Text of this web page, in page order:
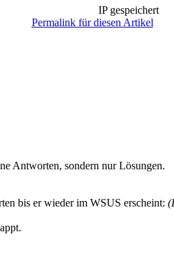
IP gespeichert
Permalink für diesen Artikel
Antworten, sondern nur Lösungen.
bis er wieder im WSUS erscheint: